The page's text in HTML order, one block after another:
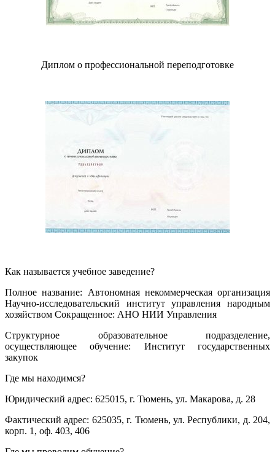
Диплом о профессиональной переподготовке
Как называется учебное заведение?
Полное название: Автономная некоммерческая организация
Научно-исследовательский институт управления народным
хозяйством Сокращенное: АНО НИИ Управления
Структурное образовательное подразделение,
осуществляющее обучение: Институт государственных
закупок
Где мы находимся?
Юридический адрес: 625015, г. Тюмень, ул. Макарова, д. 28
Фактический адрес: 625035, г. Тюмень, ул. Республики, д. 204,
корп. 1, оф. 403, 406